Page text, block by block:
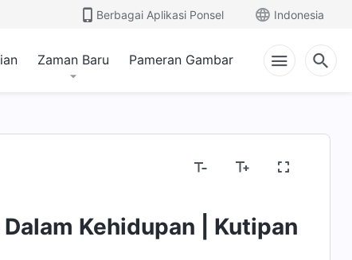
Berbagai Aplikasi Ponsel Indonesia
Zaman Baru Pameran Gambar
Kehidupan | Kutipan